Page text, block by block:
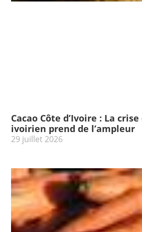
Cacao Côte d’Ivoire : La
ivoirien prend de l’ampleur
29 juillet 2026